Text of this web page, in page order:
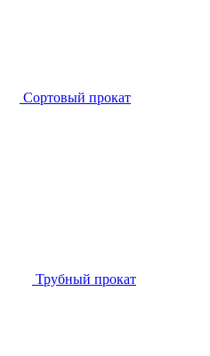
Сортовый прокат
Трубный прокат